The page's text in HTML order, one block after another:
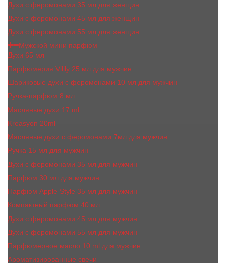
Духи с феромонами 35 мл для женщин
Духи с феромонами 45 мл для женщин
Духи с феромонами 55 мл для женщин
Мужской мини парфюм
Духи 65 мл
Парфюмерия Vilily 25 мл для мужчин
Шариковые духи с феромонами 10 мл для мужчин
Ручка-парфюм 8 мл
Масляные духи 17 ml
Kreasyon 20ml
Масляные духи c феромонами 7мл для мужчин
Ручка 15 мл для мужчин
Духи с феромонами 35 мл для мужчин
Парфюм 30 мл для мужчин
Парфюм Apple Style 35 мл для мужчин
Компактный парфюм 40 мл
Духи с феромонами 45 мл для мужчин
Духи с феромонами 55 мл для мужчин
Парфюмерное масло 10 ml для мужчин
Ароматизированные свечи